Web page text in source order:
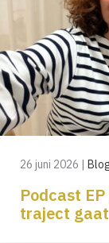
26 juni 2026 |
Podcast
traject